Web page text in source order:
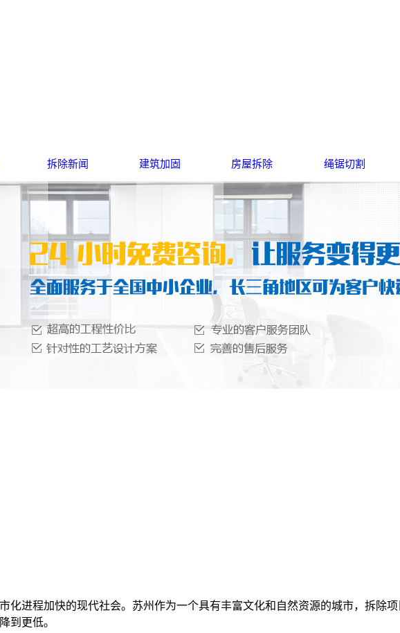
拆除新闻 建筑加固 房屋拆除 绳锯切割
化进程加快的现代社会。苏州作为一个具有丰富文化和自然资源的城市，拆除
到更低。